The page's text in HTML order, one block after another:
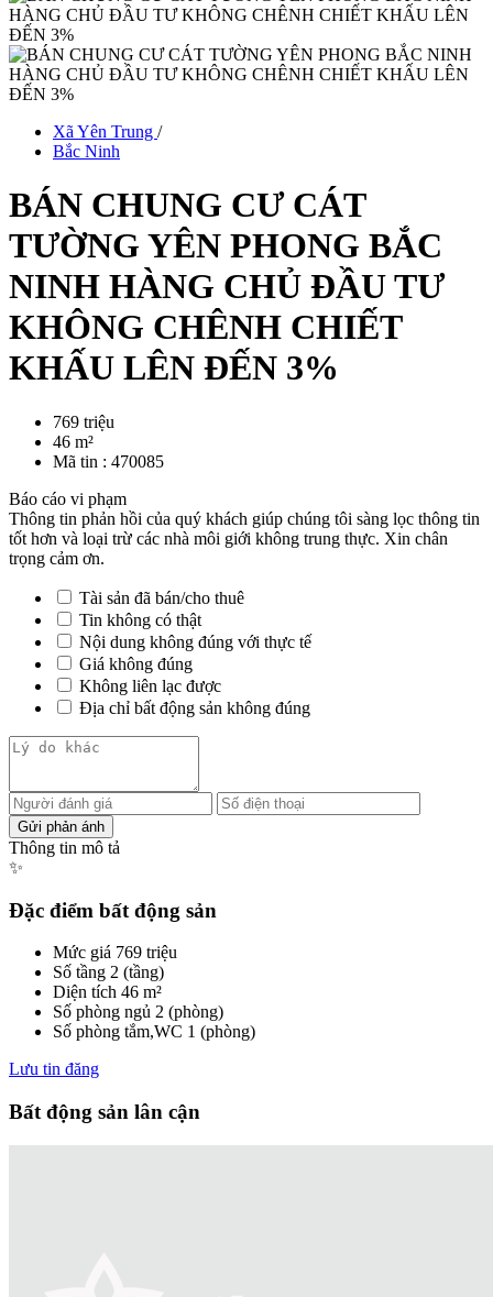
Xã Yên Trung /
Bắc Ninh
BÁN CHUNG CƯ CÁT
TƯỜNG YÊN PHONG BẮC
NINH HÀNG CHỦ ĐẦU TƯ
KHÔNG CHÊNH CHIẾT
KHẤU LÊN ĐẾN 3%
769 triệu
46 m²
Mã tin : 470085
Báo cáo vi phạm
Thông tin phản hồi của quý khách giúp chúng tôi sàng lọc thông tin
tốt hơn và loại trừ các nhà môi giới không trung thực. Xin chân
trọng cảm ơn.
Tài sản đã bán/cho thuê
Tin không có thật
Nội dung không đúng với thực tế
Giá không đúng
Không liên lạc được
Địa chỉ bất động sản không đúng
Thông tin mô tả
✨
Đặc điểm bất động sản
Mức giá 769 triệu
Số tầng 2 (tầng)
Diện tích 46 m²
Số phòng ngủ 2 (phòng)
Số phòng tắm,WC 1 (phòng)
Lưu tin đăng
Bất động sản lân cận